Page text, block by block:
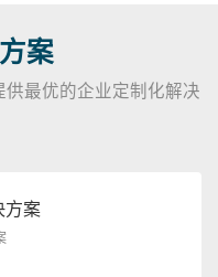
案
最优的企业定制化解决
方案